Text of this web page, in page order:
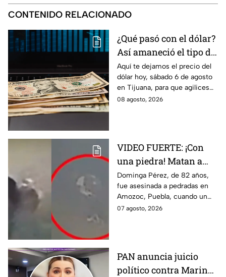
CONTENIDO RELACIONADO
¿Qué pasó con el dólar?
Así amaneció el tipo de
cambio hoy sábado 8 de
agosto en Tijuana
Aquí te dejamos el precio del
dólar hoy, sábado 6 de agosto
en Tijuana, para que agilices
tus cambios, compras y
08 agosto, 2026
VIDEO FUERTE: ¡Con
una piedra! Matan a
vendedora de cemitas
de 82 años mientras iba
a su casa
Dominga Pérez, de 82 años,
fue asesinada a pedradas en
Amozoc, Puebla, cuando un
sujeto le robó los 90 pesos
07 agosto, 2026
PAN anuncia juicio
político contra Marina